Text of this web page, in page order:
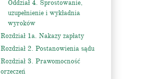
Oddział 4. Sprostowanie,
uzupełnienie i wykładnia
wyroków
Rozdział 1a. Nakazy zapłaty
Rozdział 2. Postanowienia sądu
Rozdział 3. Prawomocność
orzeczeń